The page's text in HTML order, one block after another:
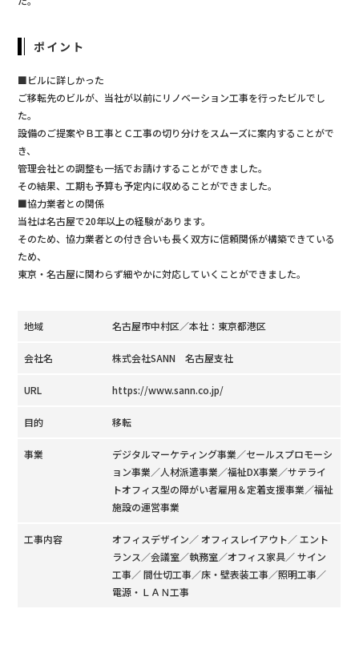
ポイント
■ビルに詳しかった
ご移転先のビルが、当社が以前にリノベーション工事を行ったビルでし
た。
設備のご提案やＢ工事とＣ工事の切り分けをスムーズに案内することがで
き、
管理会社との調整も一括でお請けすることができました。
その結果、工期も予算も予定内に収めることができました。
■協力業者との関係
当社は名古屋で20年以上の経験があります。
そのため、協力業者との付き合いも長く双方に信頼関係が構築できている
ため、
東京・名古屋に関わらず細やかに対応していくことができました。
地域 名古屋市中村区／本社：東京都港区
会社名 株式会社SANN 名古屋支社
URL https://www.sann.co.jp/
目的 移転
事業
デジタルマーケティング事業／セールスプロモーシ
ョン事業／人材派遣事業／福祉DX事業／サテライ
トオフィス型の障がい者雇用＆定着支援事業／福祉
施設の運営事業
工事内容
オフィスデザイン／ オフィスレイアウト／ エント
ランス／会議室／執務室／オフィス家具／ サイン
工事／ 間仕切工事／床・壁表装工事／照明工事／
電源・ＬＡＮ工事